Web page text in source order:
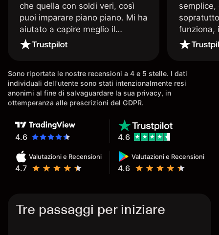
che quella con soldi veri, così
puoi imparare piano piano. Mi ha
aiutato a capire meglio il
trading. La consiglio a chi parte
senza esperienza.
funziona,
Davide e'
spiega
Sono riportate le nostre recensioni a 4 e 5 stelle. I dati
individuali dell'utente sono stati intenzionalmente resi
anonimi al fine di salvaguardare la sua privacy, in
ottemperanza alle prescrizioni del GDPR.
4.6
Valutazioni e Recensioni
4.7
Valutazioni e Recensioni
4.6
4.6
Tre passaggi per iniziare